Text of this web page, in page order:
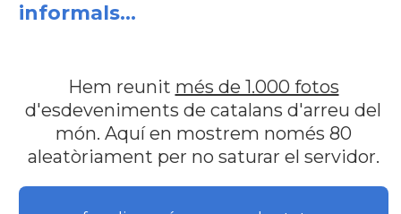
informals...
Hem reunit més de 1.000 fotos
d'esdeveniments de catalans d'arreu del
món. Aquí en mostrem només 80
aleatòriament per no saturar el servidor.